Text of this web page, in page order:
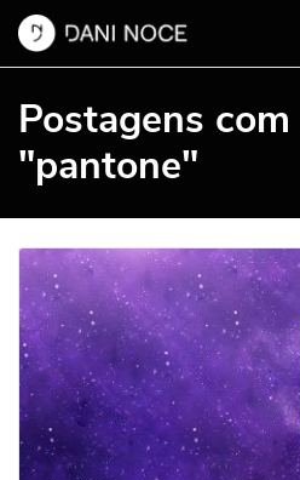
Postagens
"pantone"